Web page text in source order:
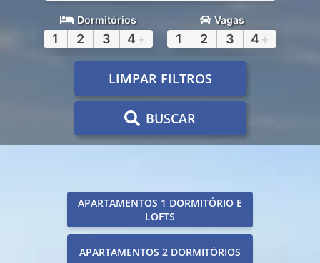
Dormitórios
1 2 3 4 +
Vagas
1 2 3 4 +
LIMPAR FILTROS
BUSCAR
APARTAMENTOS 1 DORMITÓRIO E
LOFTS
APARTAMENTOS 2 DORMITÓRIOS